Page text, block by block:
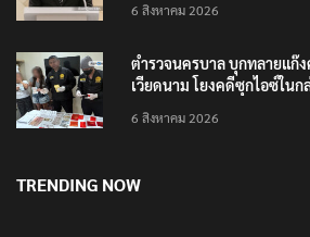
6 สิงหาคม 2026
ตำรวจนครบาล บุกทลายแก๊
เวียดนาม โยงคดีซุกไอซ์ใน
6 สิงหาคม 2026
TRENDING NOW